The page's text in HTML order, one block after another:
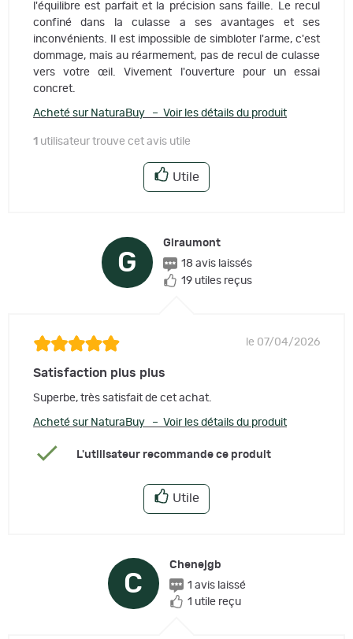
l'équilibre est parfait et la précision sans faille. Le recul
confiné dans la culasse a ses avantages et ses
inconvénients. Il est impossible de simbloter l'arme, c'est
dommage, mais au réarmement, pas de recul de culasse
vers votre œil. Vivement l'ouverture pour un essai
concret.
Acheté sur NaturaBuy – Voir les détails du produit
1 utilisateur trouve cet avis utile
Utile
G
Giraumont
18 avis laissés
19 utiles reçus
le 07/04/2026
Satisfaction plus plus
Superbe, très satisfait de cet achat.
Acheté sur NaturaBuy – Voir les détails du produit
L'utilisateur recommande ce produit
Utile
C
Chenejgb
1 avis laissé
1 utile reçu